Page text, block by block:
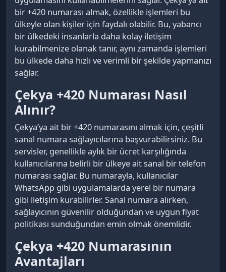
bir +420 numarası almak, özellikle işlemleri bu
ülkeyle olan kişiler için faydalı olabilir. Bu, yabancı
bir ülkedeki insanlarla daha kolay iletişim
kurabilmenize olanak tanır, aynı zamanda işlemleri
bu ülkede daha hızlı ve verimli bir şekilde yapmanızı
sağlar.
Çekya +420 Numarası Nasıl
Alınır?
Çekya’ya ait bir +420 numarasını almak için, çeşitli
sanal numara sağlayıcılarına başvurabilirsiniz. Bu
servisler, genellikle aylık bir ücret karşılığında
kullanıcılarına belirli bir ülkeye ait sanal bir telefon
numarası sağlar. Bu numarayla, kullanıcılar
WhatsApp gibi uygulamalarda yerel bir numara
gibi iletişim kurabilirler. Sanal numara alırken,
sağlayıcının güvenilir olduğundan ve uygun fiyat
politikası sunduğundan emin olmak önemlidir.
Çekya +420 Numarasının
Avantajları